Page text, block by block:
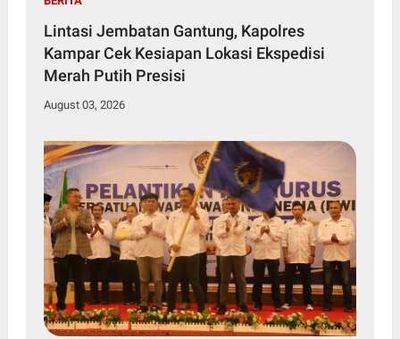
Lintasi Jembatan Gantung, Kapolres
Kampar Cek Kesiapan Lokasi Ekspedisi
Merah Putih Presisi
August 03, 2026